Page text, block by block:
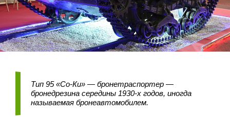
Тип 95 «Со-Ки» — бронетраспортер —
бронедрезина середины 1930-х годов, иногда
называемая бронеавтомобилем.